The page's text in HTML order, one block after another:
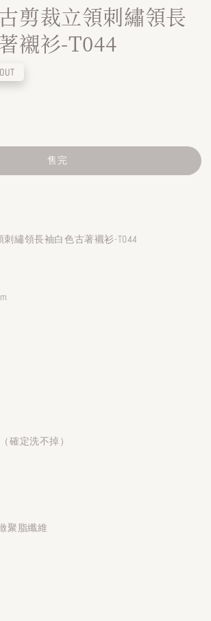
剪裁立領刺繡領長
襯衫-T044
售完
繡領長袖白色古著襯衫-T044
確定洗不掉）
聚脂纖維